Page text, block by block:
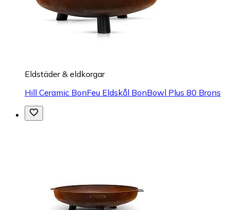
Eldstäder & eldkorgar
Hill Ceramic BonFeu Eldskål BonBowl Plus 80 Brons